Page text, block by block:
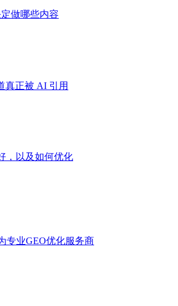
做哪些内容
真正被 AI 引用
，以及如何优化
专业GEO优化服务商